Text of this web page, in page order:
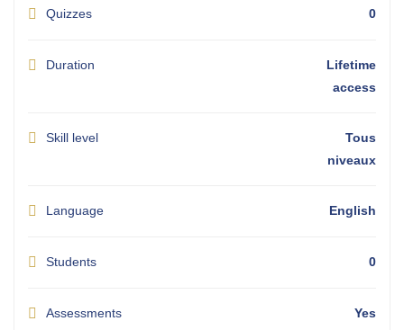
Quizzes 0
Duration
Lifetime
access
Skill level
Tous
niveaux
Language English
Students 0
Assessments Yes